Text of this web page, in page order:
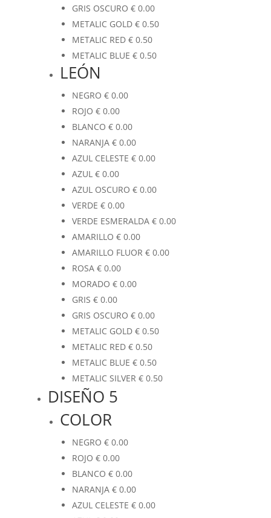
GRIS OSCURO €0.00
METALIC GOLD €0.50
METALIC RED €0.50
METALIC BLUE €0.50
LEÓN
NEGRO €0.00
ROJO €0.00
BLANCO €0.00
NARANJA €0.00
AZUL CELESTE €0.00
AZUL €0.00
AZUL OSCURO €0.00
VERDE €0.00
VERDE ESMERALDA €0.00
AMARILLO €0.00
AMARILLO FLUOR €0.00
ROSA €0.00
MORADO €0.00
GRIS €0.00
GRIS OSCURO €0.00
METALIC GOLD €0.50
METALIC RED €0.50
METALIC BLUE €0.50
METALIC SILVER €0.50
DISEÑO 5
COLOR
NEGRO €0.00
ROJO €0.00
BLANCO €0.00
NARANJA €0.00
AZUL CELESTE €0.00